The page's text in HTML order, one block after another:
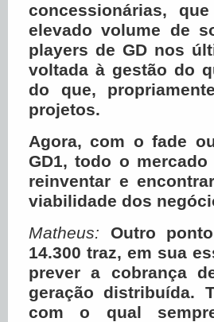
concessionárias,
elevado volume de
players de GD nos
voltada à gestão do
do que,
projetos.
Agora, com o fade
GD1, todo o
reinventar e
viabilidade dos
Matheus: Outro
14.300 traz, em sua
prever a cobrança
geração distribuída.
com o qual